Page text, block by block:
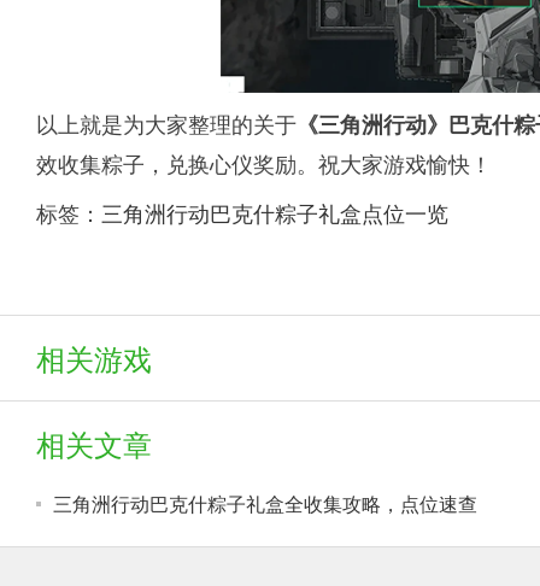
以上就是为大家整理的关于 《三角洲行动》巴克什
效收集粽子，兑换心仪奖励。祝大家游戏愉快！
标签： 三角洲行动巴克什粽子礼盒点位一览
相关游戏
相关文章
三角洲行动巴克什粽子礼盒全收集攻略，点位速查